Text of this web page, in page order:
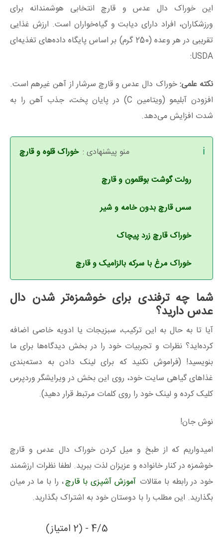
این خوراک دال عدس و قارچ انتخابی هوشمندانه برای
ورزشکاران، افراد دارای دیابت و گیاه‌خواران است. ارزش غذایی
تقریبی در هر وعده (250گرم) بر اساس پایگاه داده‌های تغذیه‌ای
USDA:
نکته علمی:خوراک دال عدس و قارچ سرشار از آهن غیرهم است.
افزودن آبلیمو (ویتامین C) در پایان پخت، جذب آهن را به
شدت افزایش می‌دهد.
منو پیشنهادی : خوراک قلوه و قارچ
رولت گوشت بوقلمون و قارچ
سس قارچ بدون خامه و شیر
خوراک قارچ زرد پیچاک
خوراک مرغ با سرکه بالزامیک و قارچ
شما چه ترفندی برای خوشمزه‌تر شدن دال
عدس دارید؟
آیا تا به حال به این ترکیب، سبزیجات یا ادویه خاصی اضافه
کرده‌اید؟ نظرات و تجربیات خود را در بخش دیدگاه‌ها برای ما
بنویسید! (فراموش نکنید که برای لینک دادن به دسته‌بندی
غذاهای گیاهی سایت خود، روی این بخش در ویرایشگر وردپرس
کلیک کرده و لینک خود را روی کلمات مرتبط قرار دهید).
نوش جان!
امیدواریم که از طبخ و میل کردن خوراک دال عدس و قارچ
خوشمزه در کنار خانواده و عزیزان لذت ببرید. لطفا نظرات ارزشمند
خود در رابطه با مقالات آموزش آشپزی با قارچ، را با ما در میان
بگذارید. این مطلب را با دوستان خود به اشتراک بگذارید.
4/5 - (2 امتیاز)